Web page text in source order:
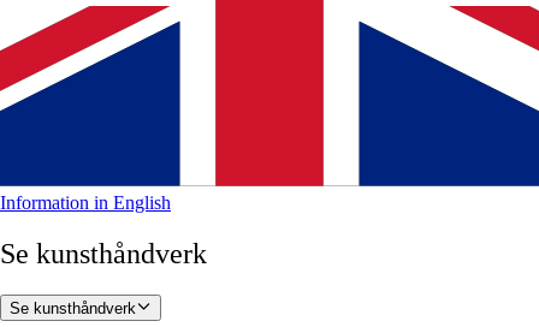
Information in English
Se kunsthåndverk
Se kunsthåndverk